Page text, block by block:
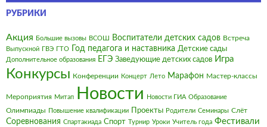
РУБРИКИ
Акция Большие вызовы ВСОШ Воспитатели детских садов Встреча
Выпускной ГВЭ ГТО Год педагога и наставника Детские сады
Дополнительное образования ЕГЭ Заведующие детских садов Игра
Конкурсы Конференции Концерт Лето Марафон Мастер-классы
Мероприятия Митап Новости Новости ГИА Образование
Олимпиады Повышение квалификации Проекты Родители Семинары Слёт
Соревнования Спартакиада Спорт Турнир Уроки Учитель года Фестивали